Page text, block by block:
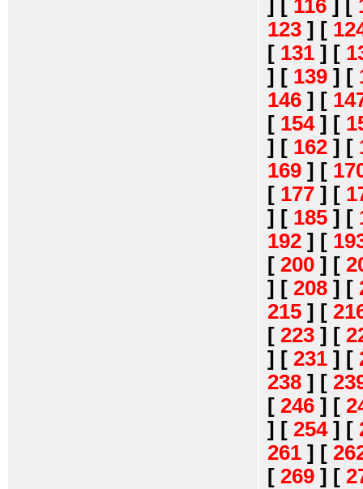
] [ 116 ] [
123 ] [
[ 131 ] [
] [ 139 ] [
146 ] [
[ 154] [
] [ 162 ] [
169 ] [
[ 177 ] [
] [ 185 ] [
192 ] [
[ 200 ] [
] [ 208 ] [
215 ] [
[ 223 ] [
] [ 231 ] [
238 ] [
[ 246 ] [
] [ 254] [
261 ] [
[ 269 ] [